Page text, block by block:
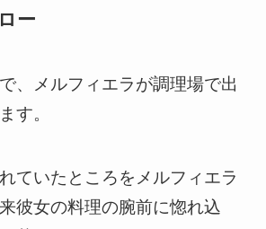
ー
、メルフィエラが調理場で出
す。
ていたところをメルフィエラ
彼女の料理の腕前に惚れ込